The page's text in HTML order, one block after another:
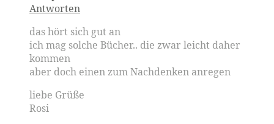
Antworten
das hört sich gut an
ich mag solche Bücher.. die zwar leicht daher
kommen
aber doch einen zum Nachdenken anregen
liebe Grüße
Rosi